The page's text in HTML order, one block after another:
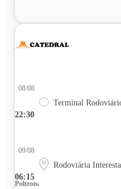
22:30
08/08
Terminal
06:15
09/08
Rodoviária
Poltrona